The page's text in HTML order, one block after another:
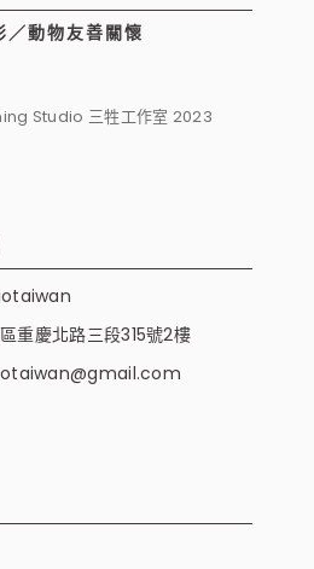
／動物友善關懷
Studio 三牲工作室 2023
重慶北路三段315號2樓